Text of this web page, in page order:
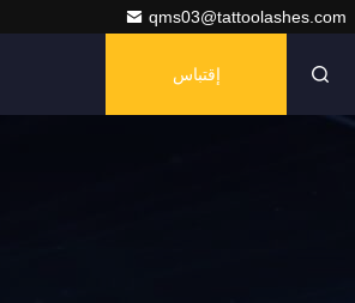
qms03@tattoolashes.com
إقتباس